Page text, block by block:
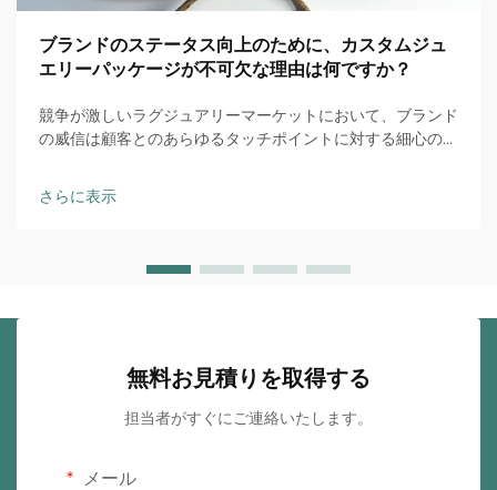
ブランドのステータス向上のために、カスタムジュ
エリーパッケージが不可欠な理由は何ですか？
競争が激しいラグジュアリーマーケットにおいて、ブランド
の威信は顧客とのあらゆるタッチポイントに対する細心の注
お客様と貴社ブランドとの最初の物理的な接触点となりま
す。開梱体験は…
さらに表示
無料お見積りを取得する
担当者がすぐにご連絡いたします。
メール